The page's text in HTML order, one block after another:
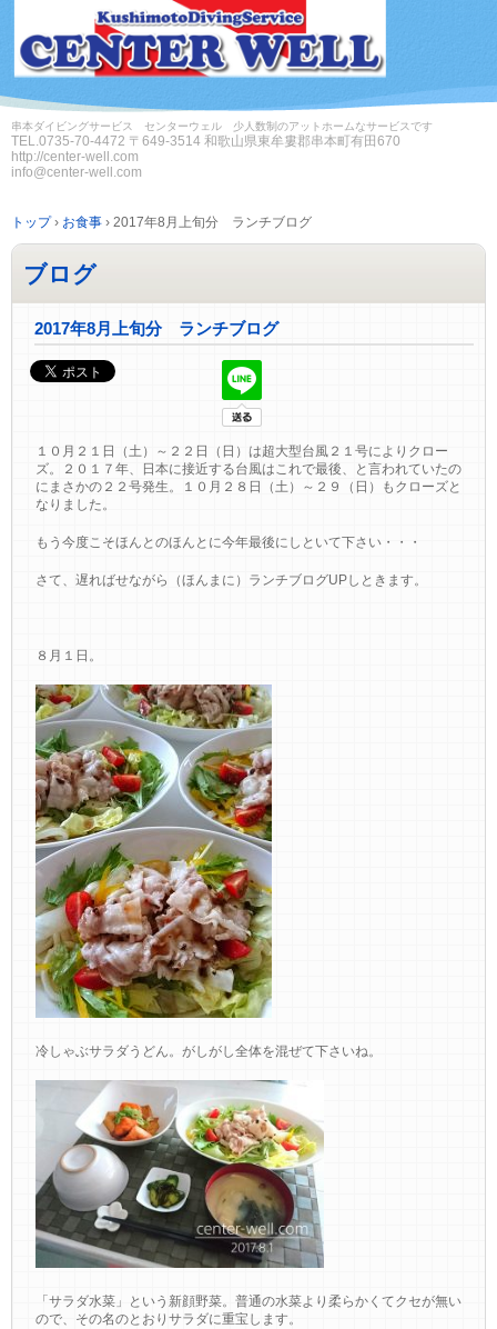
串本ダイビングサービス センターウェル 少人数制のアットホームなサービスです
TEL.0735-70-4472 〒649-3514 和歌山県東牟婁郡串本町有田670
http://center-well.com
info@center-well.com
トップ› お食事 › 2017年8月上旬分 ランチブログ
ブログ
2017年8月上旬分 ランチブログ
１０月２１日（土）～２２日（日）は超大型台風２１号によりクロー
ズ。２０１７年、日本に接近する台風はこれで最後、と言われていたの
にまさかの２２号発生。１０月２８日（土）～２９（日）もクローズと
なりました。
もう今度こそほんとのほんとに今年最後にしといて下さい・・・
さて、遅ればせながら（ほんまに）ランチブログUPしときます。
８月１日。
冷しゃぶサラダうどん。がしがし全体を混ぜて下さいね。
「サラダ水菜」という新顔野菜。普通の水菜より柔らかくてクセが無い
ので、その名のとおりサラダに重宝します。